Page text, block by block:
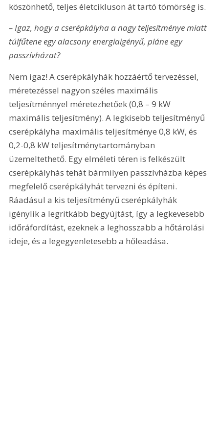
köszönhető, teljes életcikluson át tartó tömörség is.
– Igaz, hogy a cserépkályha a nagy teljesítménye miatt
túlfűtene egy alacsony energiaigényű, pláne egy
passzívházat?
Nem igaz! A cserépkályhák hozzáértő tervezéssel,
méretezéssel nagyon széles maximális
teljesítménnyel méretezhetőek (0,8 – 9 kW
maximális teljesítmény). A legkisebb teljesítményű
cserépkályha maximális teljesítménye 0,8 kW, és
0,2-0,8 kW teljesítménytartományban
üzemeltethető. Egy elméleti téren is felkészült
cserépkályhás tehát bármilyen passzívházba képes
megfelelő cserépkályhát tervezni és építeni.
Ráadásul a kis teljesítményű cserépkályhák
igénylik a legritkább begyújtást, így a legkevesebb
időráfordítást, ezeknek a leghosszabb a hőtárolási
ideje, és a legegyenletesebb a hőleadása.